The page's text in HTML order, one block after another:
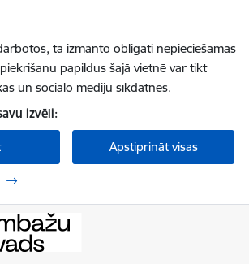
tā izmanto obligāti nepieciešamās
papildus šajā vietnē var tikt
un sociālo mediju sīkdatnes.
izvēli:
Apstiprināt visas